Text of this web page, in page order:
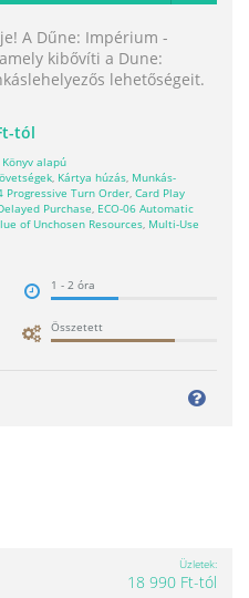
A Dűne: Impérium -
kibővíti a Dune:
lehetőségeit.
tól
Könyv alapú
Kártya húzás Munkás-
Progressive Turn Order Card Play
Purchase ECO-06 Automatic
of Unchosen Resources Multi-Use
1 - 2 óra
Összetett
Üzletek
18 990 Ft-tól